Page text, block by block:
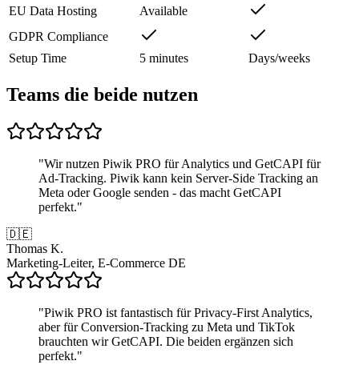
EU Data Hosting
Available
GDPR Compliance
Setup Time
5 minutes Days/weeks
Teams die beide nutzen
"Wir nutzen Piwik PRO für Analytics und GetCAPI für
Ad-Tracking. Piwik kann kein Server-Side Tracking an
Meta oder Google senden - das macht GetCAPI
perfekt."
🇩🇪
Thomas K.
Marketing-Leiter, E-Commerce DE
"Piwik PRO ist fantastisch für Privacy-First Analytics,
aber für Conversion-Tracking zu Meta und TikTok
brauchten wir GetCAPI. Die beiden ergänzen sich
perfekt."